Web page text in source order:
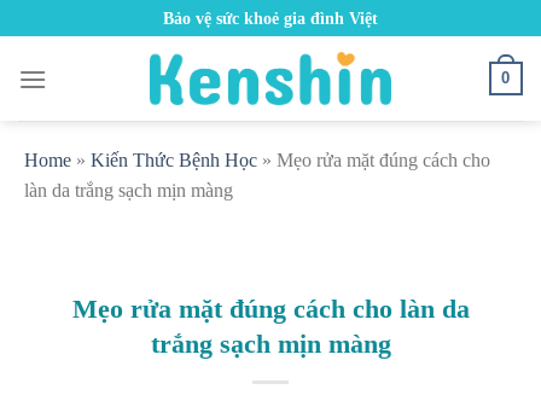
content
Bảo vệ sức khoẻ gia đình Việt
0
Home » Kiến Thức Bệnh Học » Mẹo rửa mặt đúng cách cho
làn da trắng sạch mịn màng
Mẹo rửa mặt đúng cách cho làn da
trắng sạch mịn màng